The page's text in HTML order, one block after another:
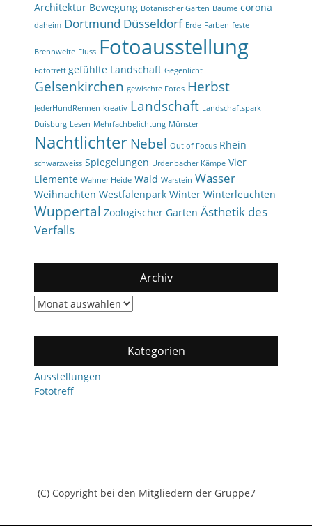
Architektur Bewegung Botanischer Garten Bäume corona
daheim Dortmund Düsseldorf Erde Farben feste
Brennweite Fluss Fotoausstellung
Fototreff gefühlte Landschaft Gegenlicht
Gelsenkirchen gewischte Fotos Herbst
JederHundRennen kreativ Landschaft Landschaftspark
Duisburg Lesen Mehrfachbelichtung Münster
NachtlichterNebel Out of Focus Rhein
schwarzweiss Spiegelungen Urdenbacher Kämpe Vier
Elemente Wahner Heide Wald Warstein Wasser
Weihnachten Westfalenpark Winter Winterleuchten
Wuppertal Zoologischer Garten Ästhetik des
Verfalls
Archiv
Archiv
Kategorien
Ausstellungen
Fototreff
(C) Copyright bei den Mitgliedern der Gruppe7